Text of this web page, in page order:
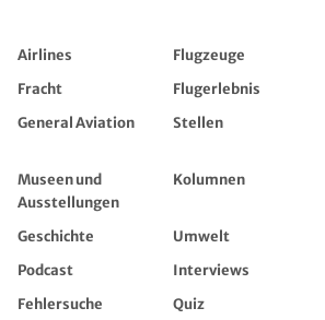
Airlines Flugzeuge
Fracht
Flugerlebnis
General Aviation
Stellen
Museen und
Ausstellungen
Kolumnen
Geschichte Umwelt
Podcast
Interviews
Fehlersuche
Quiz